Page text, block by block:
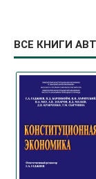
ВСЕ КНИГИ